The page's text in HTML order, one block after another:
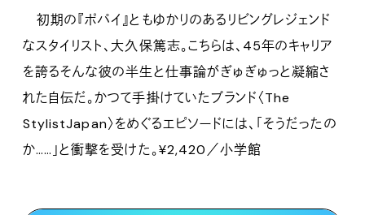
初期の『ポパイ』ともゆかりのあるリビングレジェンド
なスタイリスト、大久保篤志。こちらは、45年のキャリア
を誇るそんな彼の半生と仕事論がぎゅぎゅっと凝縮さ
れた自伝だ。かつて手掛けていたブランド〈The
StylistJapan〉をめぐるエピソードには、「そうだったの
か……」と衝撃を受けた。¥2,420／小学館